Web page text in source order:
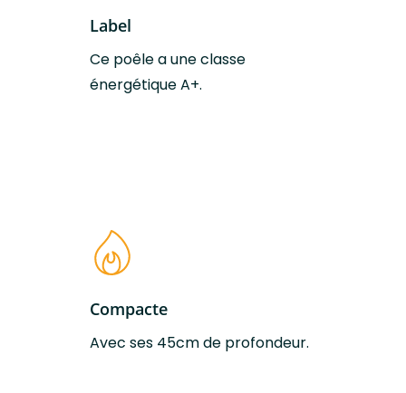
Dimensions (L-H-
Volume de
Puissance
6 Kw
Label
Ce poêle a une classe
énergétique A+.
Compacte
Avec ses 45cm de profondeur.